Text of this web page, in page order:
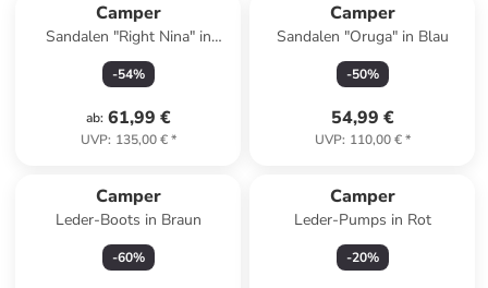
Camper
Sandalen "Right Nina" in
Creme
-54%
ab: 61,99 €
UVP: 135,00 €*
Camper
Sandalen "Oruga" in Blau
-50%
54,99 €
UVP: 110,00 €*
Camper
Leder-Boots in Braun
-60%
Camper
Leder-Pumps in Rot
-20%